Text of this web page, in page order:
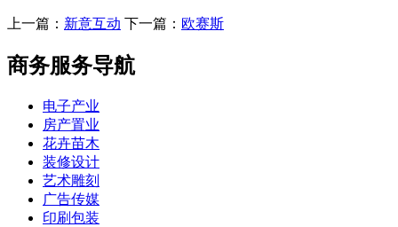
上一篇： 新意互动 下一篇： 欧赛斯
商务服务导航
电子产业
房产置业
花卉苗木
装修设计
艺术雕刻
广告传媒
印刷包装